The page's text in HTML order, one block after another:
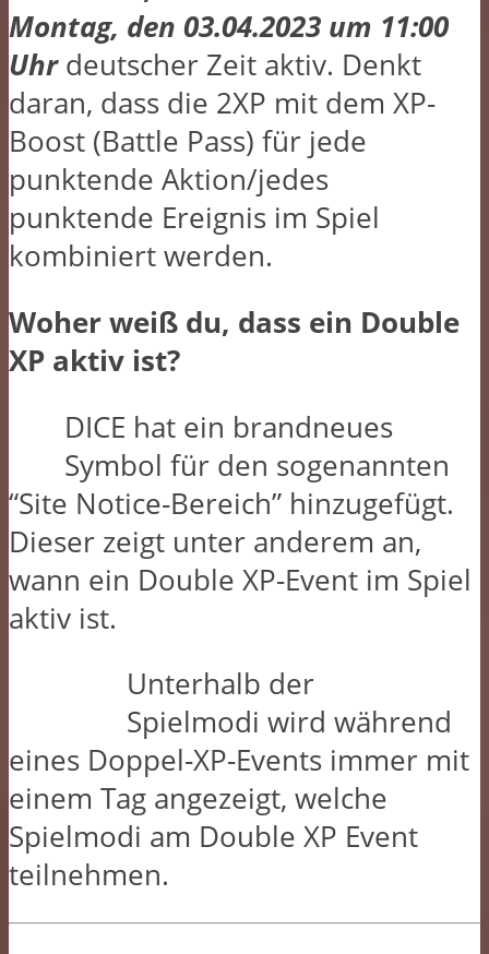
Montag, den 03.04.2023 um 11:00
Uhr deutscher Zeit aktiv. Denkt
daran, dass die 2XP mit dem XP-
Boost (Battle Pass) für jede
punktende Aktion/jedes
punktende Ereignis im Spiel
kombiniert werden.
Woher weiß du, dass ein Double
XP aktiv ist?
DICE hat ein brandneues
Symbol für den sogenannten
“Site Notice-Bereich” hinzugefügt.
Dieser zeigt unter anderem an,
wann ein Double XP-Event im Spiel
aktiv ist.
Unterhalb der
Spielmodi wird während
eines Doppel-XP-Events immer mit
einem Tag angezeigt, welche
Spielmodi am Double XP Event
teilnehmen.